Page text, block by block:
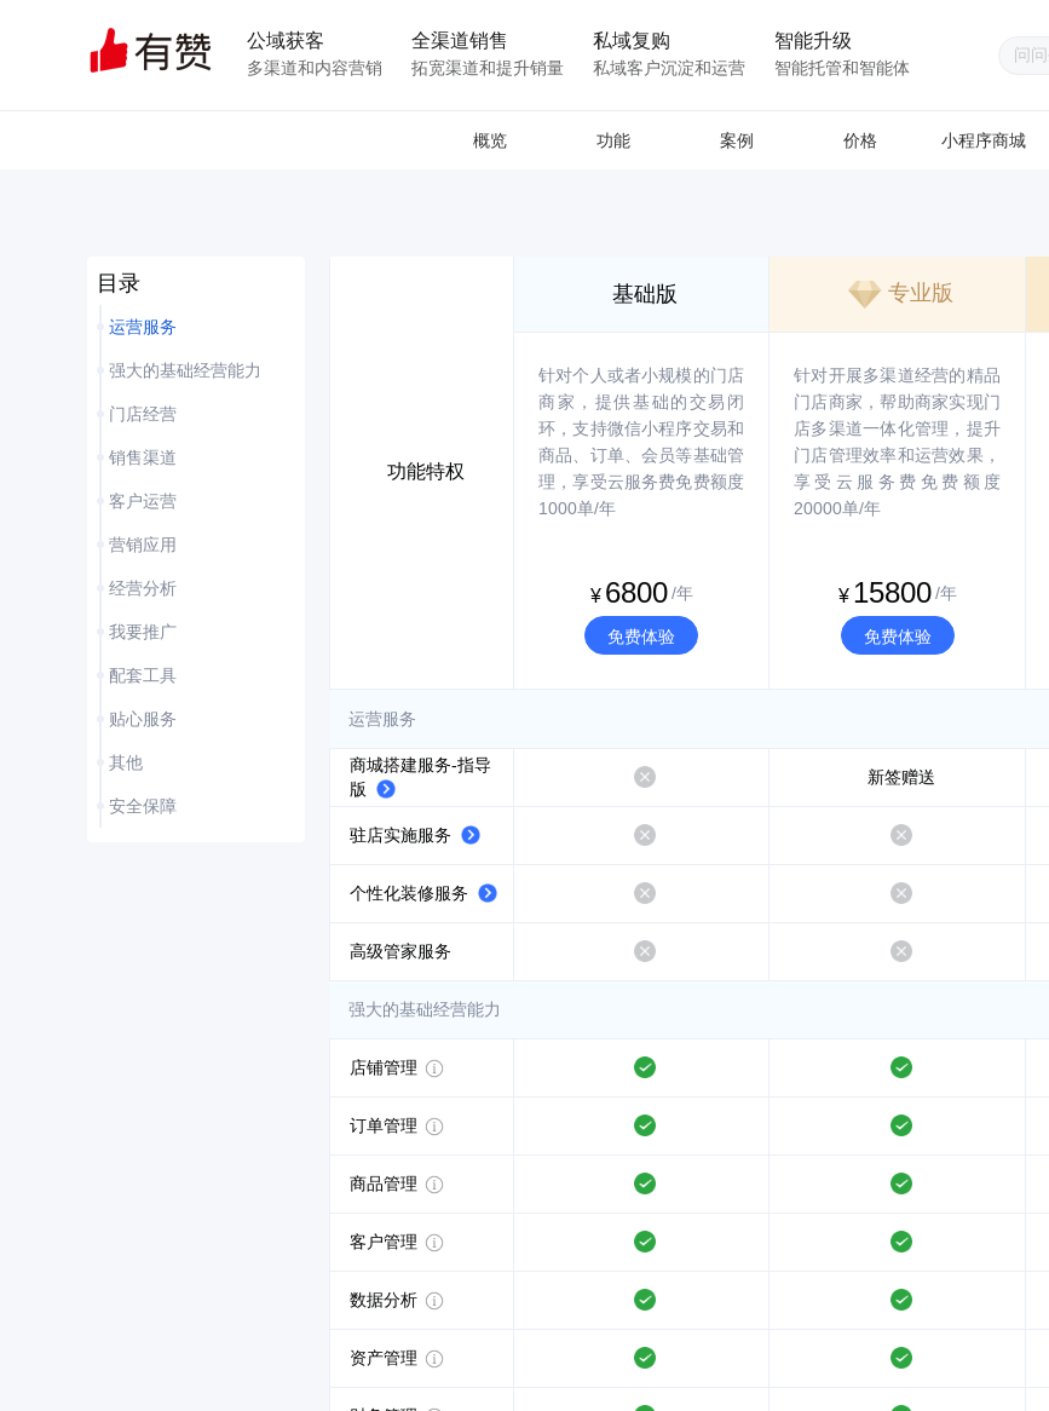
公域获客
多渠道和内容营销
全渠道销售
拓宽渠道和提升销量
私域复购
私域客户沉淀和运营
智能升级
智能托管和智能体
概览 功能 案例 价格 小程序商城
目录
运营服务
强大的基础经营能力
门店经营
销售渠道
客户运营
营销应用
经营分析
我要推广
配套工具
贴心服务
其他
安全保障
功能特权
基础版 专业版
针对个人或者小规模的门店
商家，提供基础的交易闭
环，支持微信小程序交易和
商品、订单、会员等基础管
理，享受云服务费免费额度
1000单/年
¥ 6800 /年
免费体验
针对开展多渠道经营的精品
门店商家，帮助商家实现门
店多渠道一体化管理，提升
门店管理效率和运营效果，
享受云服务费免费额度
20000单/年
¥ 15800 /年
免费体验
运营服务
商城搭建服务-指导
版
不支持 新签赠送
驻店实施服务 不支持 不支持
个性化装修服务 不支持 不支持
高级管家服务 不支持 不支持
强大的基础经营能力
店铺管理 支持 支持
订单管理 支持 支持
商品管理 支持 支持
客户管理 支持 支持
数据分析 支持 支持
资产管理 支持 支持